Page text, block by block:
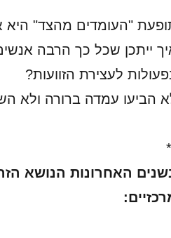
"העומדים מהצד"
ייתכן שכל כך הרבה
לעצירת הזוועות?
הביעו עמדה ברורה ולא
האחרונות הנושא